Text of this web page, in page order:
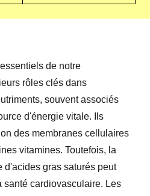
de notre
rôles clés dans
souvent associés
d'énergie vitale. Ils
des membranes cellulaires
vitamines. Toutefois, la
d'acides gras saturés peut
santé cardiovasculaire. Les